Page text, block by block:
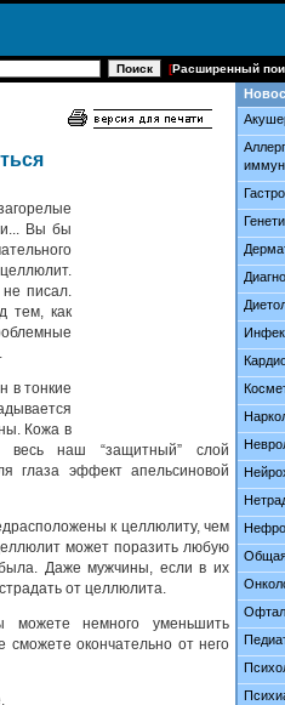
Вы бы
писал.
тем, как
в тонкие
Кожа в
весь наш “защитный” слой
глаза эффект апельсиновой
к целлюлиту, чем
может поразить любую
Даже мужчины, если в их
от целлюлита.
немного уменьшить
окончательно от него
[Расширенный